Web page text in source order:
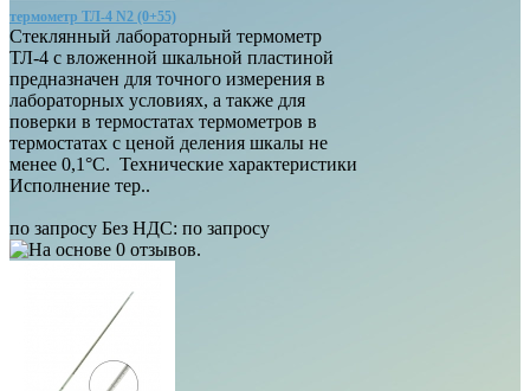
термометр ТЛ-4 N2 (0+55)
Стеклянный лабораторный термометр
ТЛ-4 с вложенной шкальной пластиной
предназначен для точного измерения в
лабораторных условиях, а также для
поверки в термостатах термометров в
термостатах с ценой деления шкалы не
менее 0,1°С. Технические характеристики
Исполнение тер..
по запросу Без НДС: по запросу